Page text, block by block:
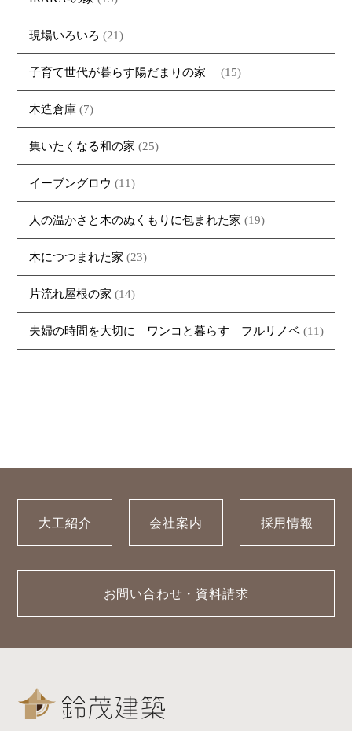
現場いろいろ (21)
子育て世代が暮らす陽だまりの家 (15)
木造倉庫 (7)
集いたくなる和の家 (25)
イーブングロウ (11)
人の温かさと木のぬくもりに包まれた家 (19)
木につつまれた家 (23)
片流れ屋根の家 (14)
夫婦の時間を大切に ワンコと暮らす フルリノベ (11)
大工紹介 会社案内 採用情報
お問い合わせ・資料請求